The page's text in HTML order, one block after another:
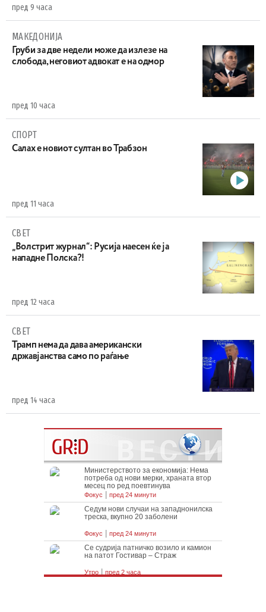
пред 9 часа
МАКЕДОНИЈА
Груби за две недели може да излезе на
слобода, неговиот адвокат е на одмор
пред 10 часа
СПОРТ
Салах е новиот султан во Трабзон
пред 11 часа
СВЕТ
„Волстрит журнал“: Русија наесен ќе ја
нападне Полска?!
пред 12 часа
СВЕТ
Трамп нема да дава американски
државјанства само по раѓање
пред 14 часа